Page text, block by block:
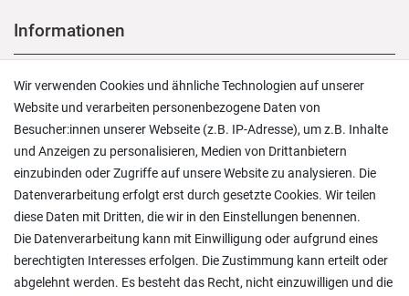
Informationen
Versand und Zahlung
Rücksendungen
Lieferung in die Schweiz
Pflegesymbole
Lagerverkauf
Ratgeber & News
Ein einfach toller Service - prompte Lieferung und
Wir verwenden Cookies und ähnliche Technologien auf unserer
Website und verarbeiten personenbezogene Daten von
Besucher:innen unserer Webseite (z.B. IP-Adresse), um z.B. Inhalte
und Anzeigen zu personalisieren, Medien von Drittanbietern
einzubinden oder Zugriffe auf unsere Website zu analysieren. Die
Datenverarbeitung erfolgt erst durch gesetzte Cookies. Wir teilen
diese Daten mit Dritten, die wir in den Einstellungen benennen.
Die Datenverarbeitung kann mit Einwilligung oder aufgrund eines
berechtigten Interesses erfolgen. Die Zustimmung kann erteilt oder
abgelehnt werden. Es besteht das Recht, nicht einzuwilligen und die